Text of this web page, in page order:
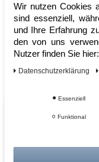
Sofort lieferbar
Vom Profi
Wir nutzen Cookies
sind essenziell,
und Ihre Erfahrung
den von uns
Nutzer finden Sie hier:
Daten­schutz­erklärung
Essenziell
Funktional